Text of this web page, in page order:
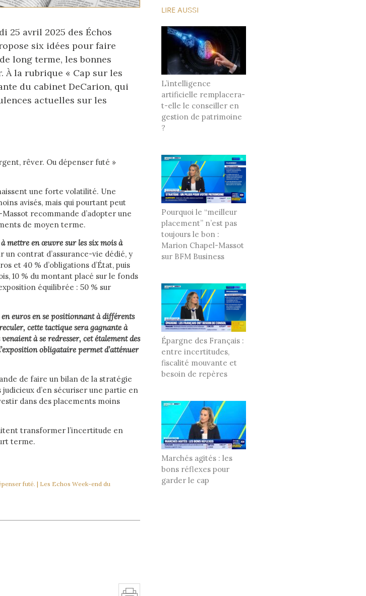
25 avril 2025 des Échos
six idées pour faire
long terme, les bonnes
À la rubrique « Cap sur les
du cabinet DeCarion, qui
actuelles sur les
rêver. Ou dépenser futé »
une forte volatilité. Une
avisés, mais qui pourtant peut
recommande d’adopter une
de moyen terme.
à mettre en œuvre sur les six mois à
contrat d’assurance-vie dédié, y
et 40 % d’obligations d’État, puis
10 % du montant placé sur le fonds
équilibrée : 50 % sur
euros en se positionnant à différents
cette tactique sera gagnante à
à se redresser, cet étalement des
obligataire permet d’atténuer
de faire un bilan de la stratégie
d’en sécuriser une partie en
dans des placements moins
transformer l’incertitude en
terme.
futé. | Les Echos Week-end du
LIRE AUSSI
L’intelligence
artificielle remplacera-
t-elle le conseiller en
gestion de patrimoine
?
Pourquoi le “meilleur
placement” n’est pas
toujours le bon :
Marion Chapel-Massot
sur BFM Business
Épargne des Français :
entre incertitudes,
fiscalité mouvante et
besoin de repères
Marchés agités : les
bons réflexes pour
garder le cap